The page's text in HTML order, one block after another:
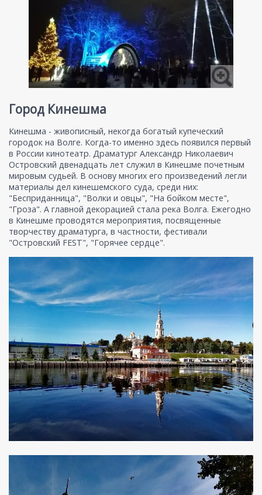
Город Кинешма
Кинешма - живописный, некогда богатый купеческий
городок на Волге. Когда-то именно здесь появился первый
в России кинотеатр. Драматург Александр Николаевич
Островский двенадцать лет служил в Кинешме почетным
мировым судьей. В основу многих его произведений легли
материалы дел кинешемского суда, среди них:
"Бесприданница", "Волки и овцы", "На бойком месте",
"Гроза". А главной декорацией стала река Волга. Ежегодно
в Кинешме проводятся мероприятия, посвященные
творчеству драматурга, в частности, фестивали
"Островский FEST", "Горячее сердце".